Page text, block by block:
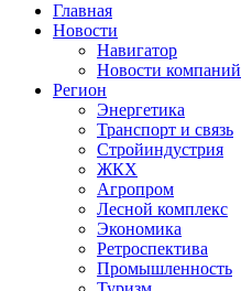
Главная
Новости
Навигатор
Новости компаний
Регион
Энергетика
Транспорт и связь
Стройиндустрия
ЖКХ
Агропром
Лесной комплекс
Экономика
Ретроспектива
Промышленность